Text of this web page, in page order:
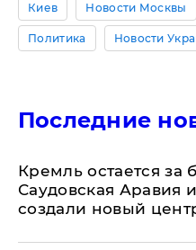
Киев Новости Москвы
Политика Новости
Последние
​Кремль остается за
Саудовская Аравия
создали новый